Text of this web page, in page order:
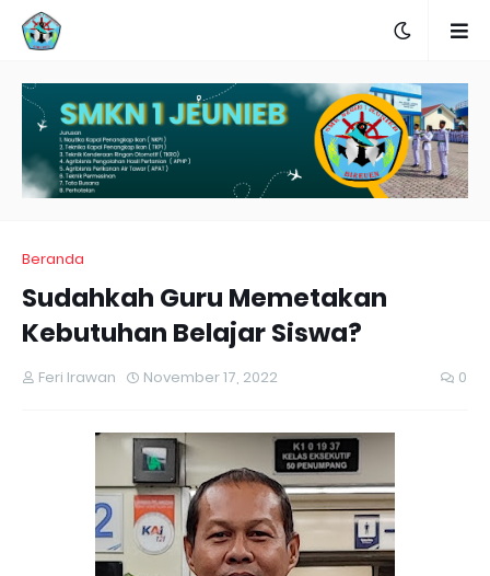
Beranda
Sudahkah Guru Memetakan
Kebutuhan Belajar Siswa?
Feri Irawan November 17, 2022 0